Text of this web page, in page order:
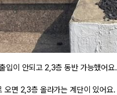
입이 안되고 2,3층 동반 가능했어요.
오면 2,3층 올라가는 계단이 있어요.